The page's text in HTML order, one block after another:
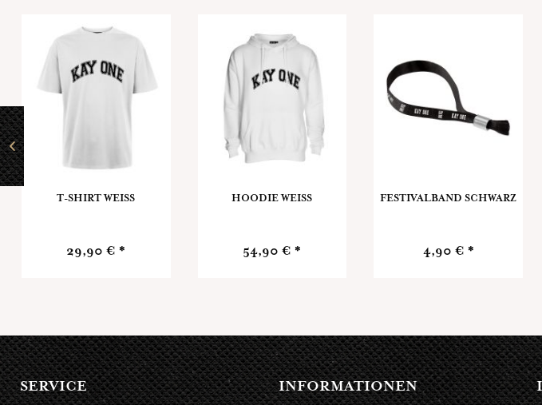
T-SHIRT WEISS
29,90 € *
HOODIE WEISS
54,90 € *
FESTIVALBAND SCHWARZ
4,90 € *
SERVICE INFORMATIONEN